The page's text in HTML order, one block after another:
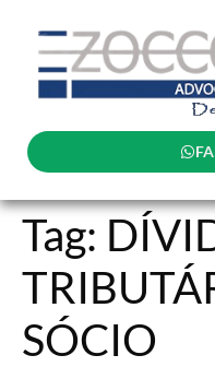
Tag:
SÓCIO